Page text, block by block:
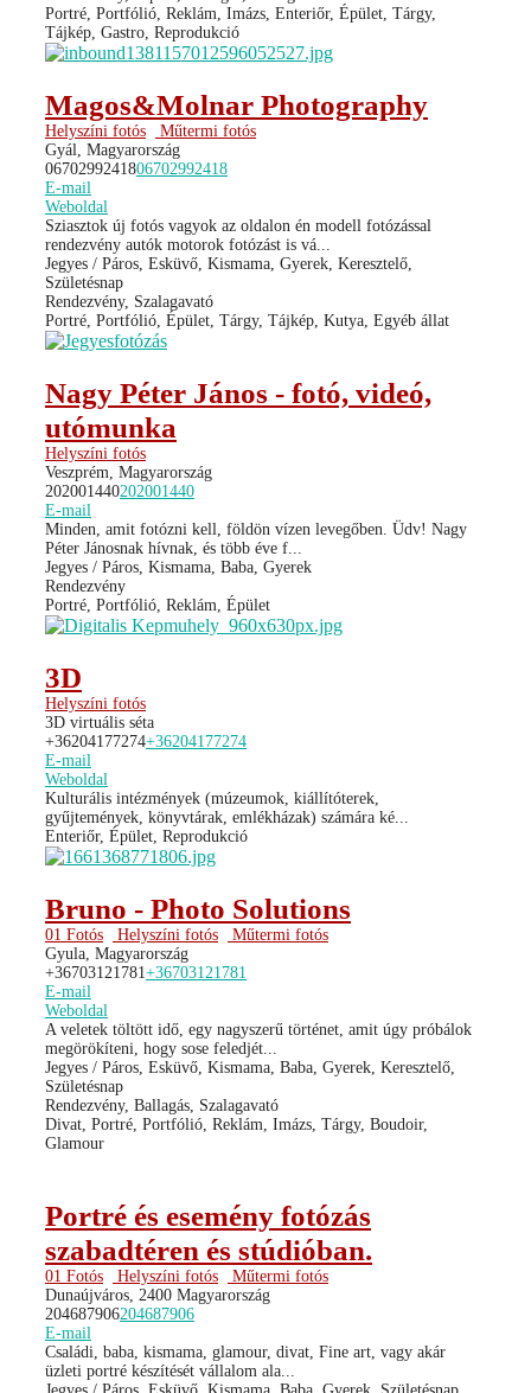
Portré, Portfólió, Reklám, Imázs, Enteriőr, Épület, Tárgy,
Tájkép, Gastro, Reprodukció
Magos&Molnar Photography
Helyszíni fotós
Műtermi fotós
Gyál, Magyarország
0670299241806702992418
E-mail
Weboldal
Sziasztok új fotós vagyok az oldalon én modell fotózással
rendezvény autók motorok fotózást is vá...
Jegyes / Páros, Esküvő, Kismama, Gyerek, Keresztelő,
Születésnap
Rendezvény, Szalagavató
Portré, Portfólió, Épület, Tárgy, Tájkép, Kutya, Egyéb állat
Nagy Péter János - fotó, videó,
utómunka
Helyszíni fotós
Veszprém, Magyarország
202001440202001440
E-mail
Minden, amit fotózni kell, földön vízen levegőben. Üdv! Nagy
Péter Jánosnak hívnak, és több éve f...
Jegyes / Páros, Kismama, Baba, Gyerek
Rendezvény
Portré, Portfólió, Reklám, Épület
3D
Helyszíni fotós
3D virtuális séta
+36204177274+36204177274
E-mail
Weboldal
Kulturális intézmények (múzeumok, kiállítóterek,
gyűjtemények, könyvtárak, emlékházak) számára ké...
Enteriőr, Épület, Reprodukció
Bruno - Photo Solutions
01 Fotós Helyszíni fotós
Műtermi fotós
Gyula, Magyarország
+36703121781 +36703121781
E-mail
Weboldal
A veletek töltött idő, egy nagyszerű történet, amit úgy próbálok
megörökíteni, hogy sose feledjét...
Jegyes / Páros, Esküvő, Kismama, Baba, Gyerek, Keresztelő,
Születésnap
Rendezvény, Ballagás, Szalagavató
Divat, Portré, Portfólió, Reklám, Imázs, Tárgy, Boudoir,
Glamour
Portré és esemény fotózás
szabadtéren és stúdióban.
01 Fotós Helyszíni fotós
Műtermi fotós
Dunaújváros, 2400 Magyarország
204687906204687906
E-mail
Családi, baba, kismama, glamour, divat, Fine art, vagy akár
üzleti portré készítését vállalom ala...